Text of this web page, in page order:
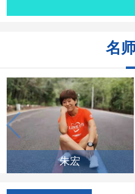
名
朱宏